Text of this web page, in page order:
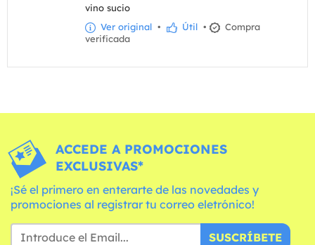
vino sucio
Ver original • Útil •
Compra
verificada
ACCEDE A PROMOCIONES
EXCLUSIVAS*
¡Sé el primero en enterarte de las novedades y
promociones al registrar tu correo eletrónico!
SUSCRÍBETE